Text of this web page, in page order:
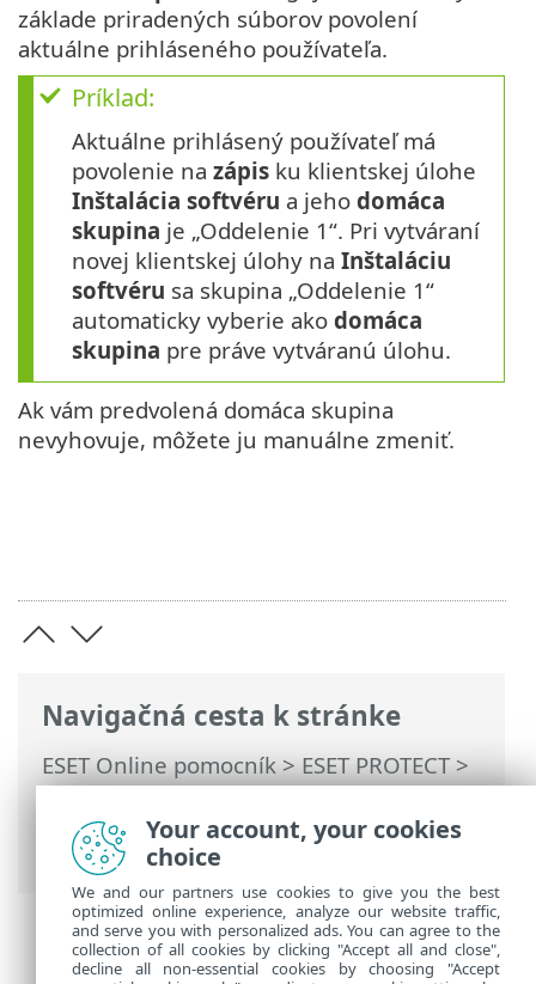
Navigačná cesta k stránke
ESET Online pomocník>ESET PROTECT>
Používanie ESET PROTECT>Hlavné menu
ESET PROTECT>Konfigurácia> Rozšírené
nastavenia> Príznaky
základe priradených súborov povolení
aktuálne prihláseného používateľa.
Príklad:
Aktuálne prihlásený používateľ má
povolenie na zápis ku klientskej úlohe
Inštalácia softvéru a jeho domáca
skupina je „Oddelenie 1“. Pri vytváraní
novej klientskej úlohy na Inštaláciu
softvéru sa skupina „Oddelenie 1“
automaticky vyberie ako domáca
skupina pre práve vytváranú úlohu.
Ak vám predvolená domáca skupina
nevyhovuje, môžete ju manuálne zmeniť.
Your account, your cookies
choice
We and our partners use cookies to give you the best
optimized online experience, analyze our website traffic,
and serve you with personalized ads. You can agree to the
collection of all cookies by clicking "Accept all and close",
decline all non-essential cookies by choosing "Accept